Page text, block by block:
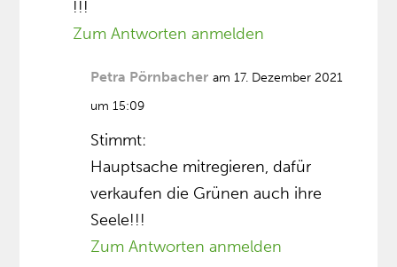
!!!
Zum Antworten anmelden
Petra Pörnbacher am 17. Dezember 2021
um 15:09
Stimmt:
Hauptsache mitregieren, dafür
verkaufen die Grünen auch ihre
Seele!!!
Zum Antworten anmelden